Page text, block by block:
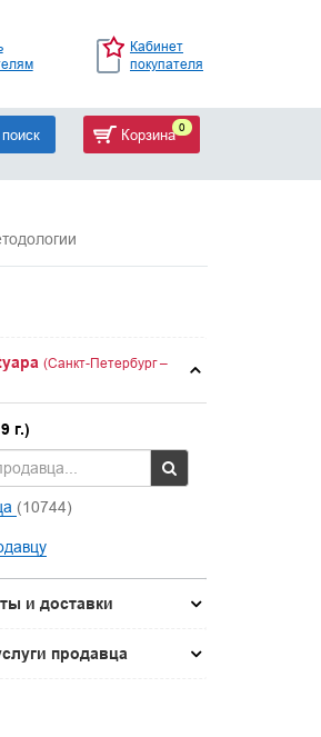
Кабинет
покупателя
Корзина 0
(Санкт-Петербург –
г.)
(10744)
и доставки
продавца